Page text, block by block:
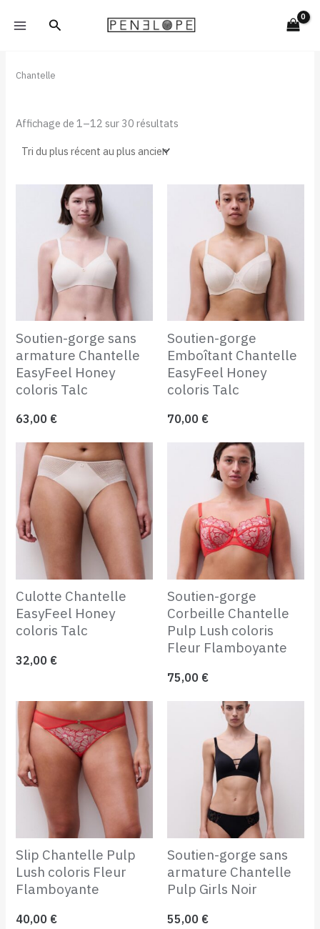
Rechercher
Chantelle
Affichage de 1–12 sur 30 résultats
du
plus
récent
Soutien-gorge sans
armature Chantelle
EasyFeel Honey
coloris Talc
63,00 €
Soutien-gorge
Emboîtant Chantelle
EasyFeel Honey
coloris Talc
70,00 €
Culotte Chantelle
EasyFeel Honey
coloris Talc
32,00 €
Soutien-gorge
Corbeille Chantelle
Pulp Lush coloris
Fleur Flamboyante
75,00 €
Slip Chantelle Pulp
Lush coloris Fleur
Flamboyante
40,00 €
Soutien-gorge sans
armature Chantelle
Pulp Girls Noir
55,00 €